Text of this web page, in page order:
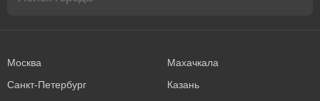
Москва
Махачкала
Санкт-Петербург
Казань